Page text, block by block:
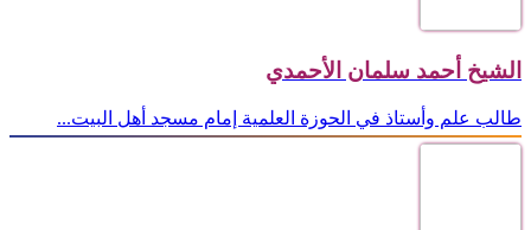
الشيخ أحمد سلمان الأحمدي
طالب علم وأستاذ في الحوزة العلمية إمام مسجد أهل البيت...